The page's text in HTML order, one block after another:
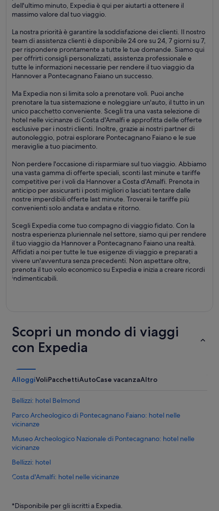
dell'ultimo minuto, Expedia è qui per aiutarti a ottenere il
massimo valore dal tuo viaggio.
La nostra priorità è garantire la soddisfazione dei clienti. Il nostro
team di assistenza clienti è disponibile 24 ore su 24, 7 giorni su 7,
per rispondere prontamente a tutte le tue domande. Siamo qui
per offrirti consigli personalizzati, assistenza professionale e
tutte le informazioni necessarie per rendere il tuo viaggio da
Hannover a Pontecagnano Faiano un successo.
Ma Expedia non si limita solo a prenotare voli. Puoi anche
prenotare la tua sistemazione e noleggiare un'auto, il tutto in un
unico pacchetto conveniente. Scegli tra una vasta selezione di
hotel nelle vicinanze di Costa d'Amalfi e approfitta delle offerte
esclusive per i nostri clienti. Inoltre, grazie ai nostri partner di
autonoleggio, potrai esplorare Pontecagnano Faiano e le sue
meraviglie a tuo piacimento.
Non perdere l'occasione di risparmiare sul tuo viaggio. Abbiamo
una vasta gamma di offerte speciali, sconti last minute e tariffe
competitive per i voli da Hannover a Costa d'Amalfi. Prenota in
anticipo per assicurarti i posti migliori o lasciati tentare dalle
nostre imperdibili offerte last minute. Troverai le tariffe più
convenienti solo andata e andata e ritorno.
Scegli Expedia come tuo compagno di viaggio fidato. Con la
nostra esperienza pluriennale nel settore, siamo qui per rendere
il tuo viaggio da Hannover a Pontecagnano Faiano una realtà.
Affidati a noi per tutte le tue esigenze di viaggio e preparati a
vivere un'avventura senza precedenti. Non aspettare oltre,
prenota il tuo volo economico su Expedia e inizia a creare ricordi
indimenticabili.
Scopri un mondo di viaggi
con Expedia
AlloggiVoliPacchettiAutoCase vacanzaAltro
Bellizzi: hotel Belmond
Parco Archeologico di Pontecagnano Faiano: hotel nelle
vicinanze
Museo Archeologico Nazionale di Pontecagnano: hotel nelle
vicinanze
Bellizzi: hotel
Costa d'Amalfi: hotel nelle vicinanze
Pontecagnano Faiano: Affittacamere
*Disponibile per gli iscritti a Expedia.